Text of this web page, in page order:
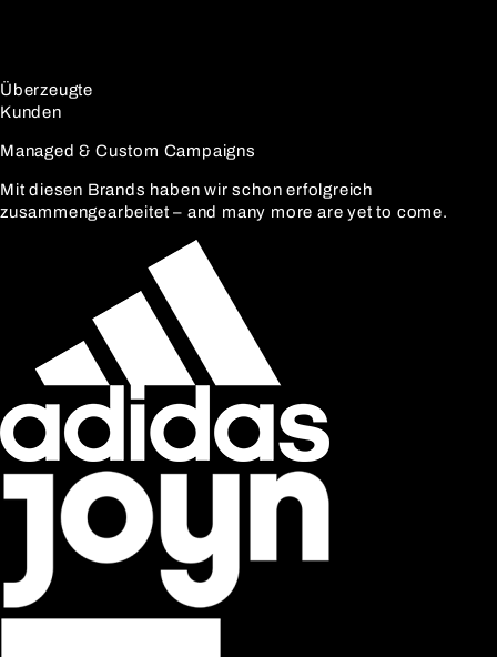
Überzeugte
Kunden
Managed & Custom Campaigns
Mit diesen Brands haben wir schon erfolgreich
zusammengearbeitet – and many more are yet to come.